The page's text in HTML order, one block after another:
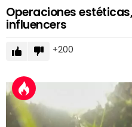
Operaciones
influencers
200